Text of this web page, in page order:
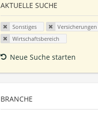
AKTUELLE SUCHE
Sonstiges
Versicherungen
Wirtschaftsbereich
Neue Suche starten
BRANCHE